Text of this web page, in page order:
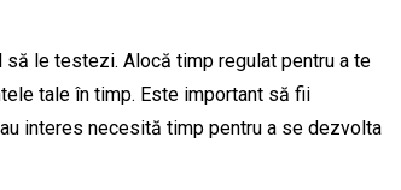
le testezi. Alocă timp regulat pentru a te
tale în timp. Este important să fii
interes necesită timp pentru a se dezvolta